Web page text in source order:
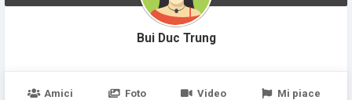
Bui Duc Trung
Amici Foto Video Mi piace